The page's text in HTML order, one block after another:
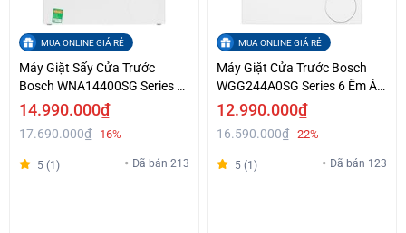
MUA ONLINE GIÁ RẺ
Máy Giặt Sấy Cửa Trước
Bosch WNA14400SG Series 4
Chính Hãng Giá Tốt
14.990.000₫
17.690.000₫ -16%
5 (1) Đã bán 213
MUA ONLINE GIÁ RẺ
Máy Giặt Cửa Trước Bosch
WGG244A0SG Series 6 Êm Ái
Giá Tốt
12.990.000₫
16.590.000₫ -22%
5 (1) Đã bán 123